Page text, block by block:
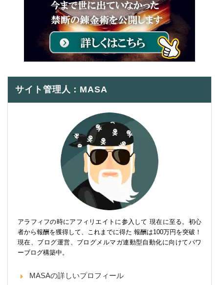
サイト管理人：MASA
アラフィフの時にアフィリエイトに参入して 現在に至る。初心
者から報酬を獲得して、これまでに得た 報酬は100万円を突破！
現在、ブログ運営、ブログメルマガ連動型自動化に向けてパワ
ーブログ構築中。
MASAの詳しいプロフィール